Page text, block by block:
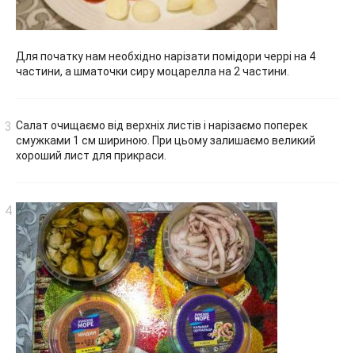
Для початку нам необхідно нарізати помідори черрі на 4
частини, а шматочки сиру моцарелла на 2 частини.
Салат очищаємо від верхніх листів і нарізаємо поперек
смужками 1 см шириною. При цьому залишаємо великий
хороший лист для прикраси.